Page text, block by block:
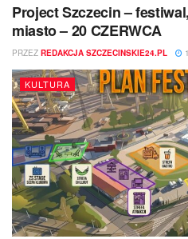
Project Szczecin –
miasto – 20 CZERWCA
PRZEZ REDAKCJA SZCZECINSKIE24.PL
KULTURA